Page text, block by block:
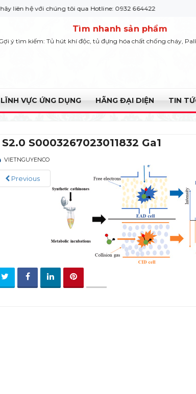
với chúng tôi qua Hotline: 0932 664422
Tìm nhanh sản phẩm
ý tìm kiếm: Tủ hút khí độc, tủ đựng hóa chất chống cháy,
LĨNH VỰC ỨNG DỤNG HÃNG ĐẠI DIỆN TIN
S2.0 S0003267023011832 Ga1
VIETNGUYENCO
Previous